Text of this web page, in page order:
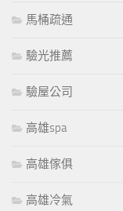
馬桶疏通
驗光推薦
驗屋公司
高雄spa
高雄傢俱
高雄冷氣